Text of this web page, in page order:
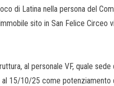
di Latina nella persona del
sito in San Felice
al personale VF, quale sede
15/10/25 come potenziamento